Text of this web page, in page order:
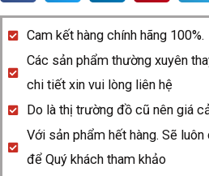
R30248015
quantity
Cam kết hàng chính hãng 100%.
Các sản phẩm thường xuyên
chi tiết xin vui lòng liên hệ
Do là thị trường đồ cũ nên giá
Với sản phẩm hết hàng. Sẽ
để Quý khách tham khảo